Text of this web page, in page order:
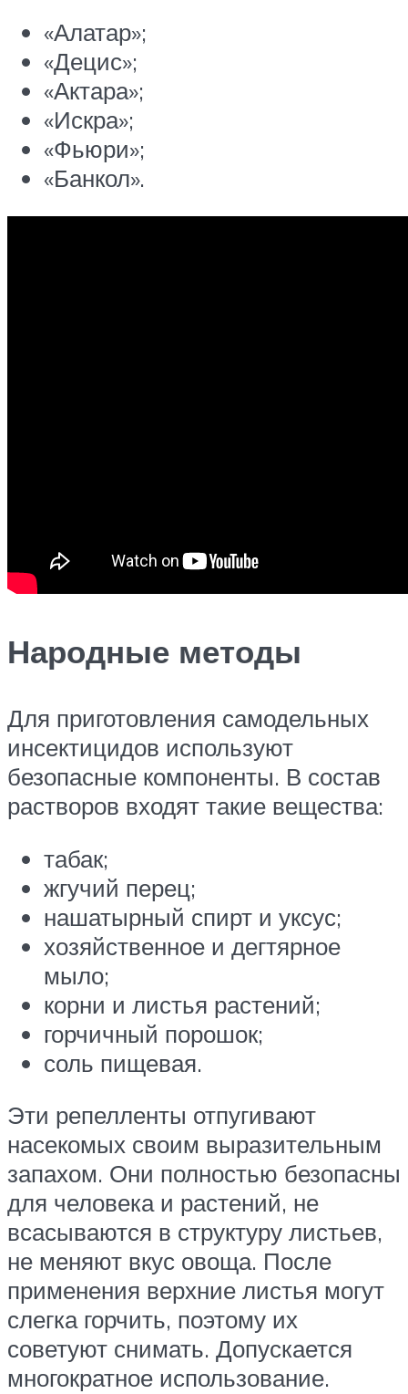
«Алатар»;
«Децис»;
«Актара»;
«Искра»;
«Фьюри»;
«Банкол».
Народные методы
Для приготовления самодельных
инсектицидов используют
безопасные компоненты. В состав
растворов входят такие вещества:
табак;
жгучий перец;
нашатырный спирт и уксус;
хозяйственное и дегтярное
мыло;
корни и листья растений;
горчичный порошок;
соль пищевая.
Эти репелленты отпугивают
насекомых своим выразительным
запахом. Они полностью безопасны
для человека и растений, не
всасываются в структуру листьев,
не меняют вкус овоща. После
применения верхние листья могут
слегка горчить, поэтому их
советуют снимать. Допускается
многократное использование.